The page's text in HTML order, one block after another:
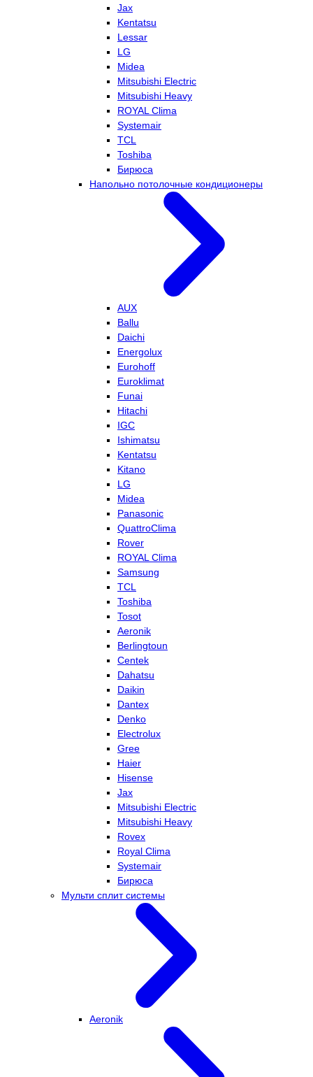
Jax
Kentatsu
Lessar
LG
Midea
Mitsubishi Electric
Mitsubishi Heavy
ROYAL Clima
Systemair
TCL
Toshiba
Бирюса
Напольно потолочные кондиционеры
AUX
Ballu
Daichi
Energolux
Eurohoff
Euroklimat
Funai
Hitachi
IGC
Ishimatsu
Kentatsu
Kitano
LG
Midea
Panasonic
QuattroClima
Rover
ROYAL Clima
Samsung
TCL
Toshiba
Tosot
Aeronik
Berlingtoun
Centek
Dahatsu
Daikin
Dantex
Denko
Electrolux
Gree
Haier
Hisense
Jax
Mitsubishi Electric
Mitsubishi Heavy
Rovex
Royal Clima
Systemair
Бирюса
Мульти сплит системы
Aeronik